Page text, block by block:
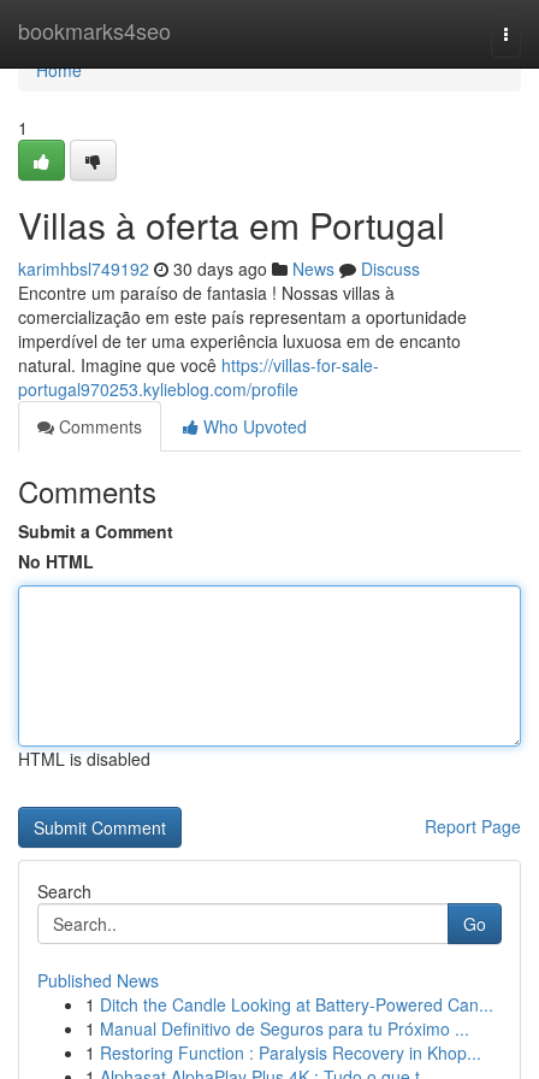
bookmarks4seo
Home
Home
1
Villas à oferta em Portugal
karimhbsl749192 30 days ago News
Discuss
Encontre um paraíso de fantasia ! Nossas villas à
comercialização em este país representam a oportunidade
imperdível de ter uma experiência luxuosa em de encanto
natural. Imagine que você https://villas-for-sale-
portugal970253.kylieblog.com/profile
Comments
Who Upvoted
Comments
Submit a Comment
No HTML
HTML is disabled
Report Page
Search
Go
Published News
1 Ditch the Candle Looking at Battery-Powered Can...
1 Manual Definitivo de Seguros para tu Próximo ...
1 Restoring Function : Paralysis Recovery in Khop...